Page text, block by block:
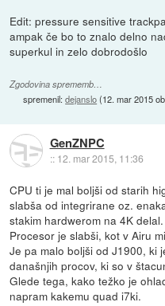
Edit: pressure sensitive
ampak če bo to znalo delno
superkul in zelo dobrodošlo
Zgodovina sprememb…
spremenil:dejanslo(12. mar 2015
GenZNPC
:: 12. mar 2015, 11:36
CPU ti je mal boljši od starih
slabša od integrirane oz.
stakim hardwerom na 4K delal.
Procesor je slabši, kot v Airu
Je pa malo boljši od J1900, ki
današnjih procov, ki so v
Glede tega, kako težko je
napram kakemu quad i7ki.